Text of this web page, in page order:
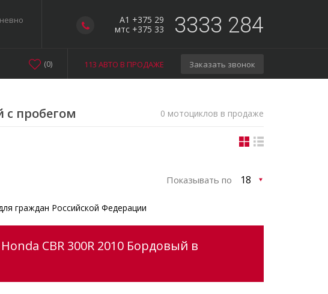
A1 +375 29
мтс +375 33
3333 284
113 АВТО В ПРОДАЖЕ Заказать звонок
(0)
с пробегом 0 мотоциклов в продаже
Показывать по
граждан Российской Федерации
CBR 300R 2010 Бордовый в